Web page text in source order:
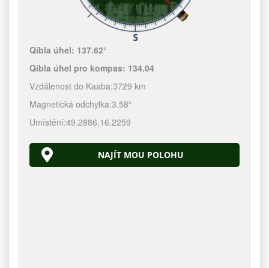
Qibla úhel: 137.62°
Qibla úhel pro kompas: 134.04
Vzdálenost do Kaaba:3729 km
Magnetická odchylka:3.58°
Umístění:49.2886,16.2259
NAJÍT MOU POLOHU